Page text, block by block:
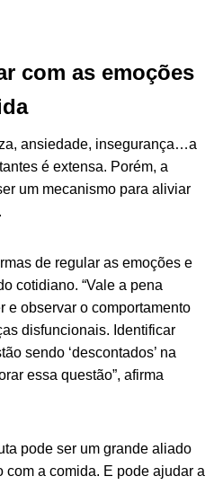
com as emoções
ansiedade, insegurança…a
é extensa. Porém, a
um mecanismo para aliviar
de regular as emoções e
cotidiano. “Vale a pena
e observar o comportamento
disfuncionais. Identificar
sendo ‘descontados’ na
essa questão”, afirma
pode ser um grande aliado
com a comida. E pode ajudar a